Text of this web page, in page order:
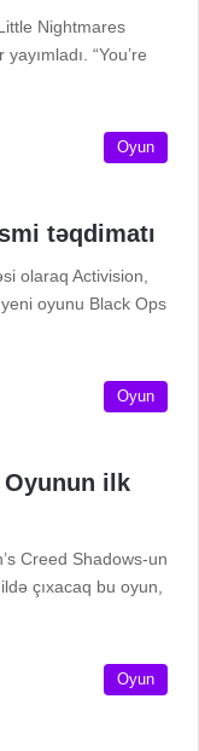
Nightmares
“You’re
Oyun
təqdimatı
olaraq Activision,
oyunu Black Ops
Oyun
Oyunun ilk
Creed Shadows-un
çıxacaq bu oyun,
Oyun